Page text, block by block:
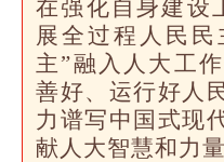
在强化自身建设
展全过程人民
主”融入人大工
善好、运行好人
力谱写中国式现
献人大智慧和力量